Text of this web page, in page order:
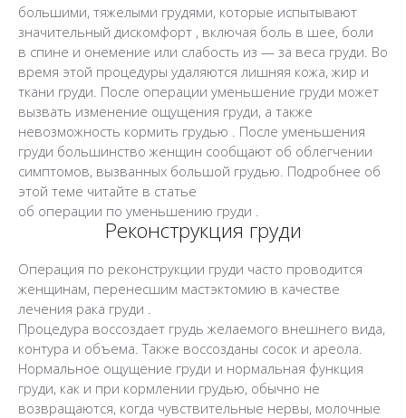
большими, тяжелыми грудями, которые испытывают
значительный дискомфорт , включая боль в шее, боли
в спине и онемение или слабость из — за веса груди. Во
время этой процедуры удаляются лишняя кожа, жир и
ткани груди. После операции уменьшение груди может
вызвать изменение ощущения груди, а также
невозможность кормить грудью . После уменьшения
груди большинство женщин сообщают об облегчении
симптомов, вызванных большой грудью. Подробнее об
этой теме читайте в статье
об операции по уменьшению груди .
Реконструкция груди
Операция по реконструкции груди часто проводится
женщинам, перенесшим мастэктомию в качестве
лечения рака груди .
Процедура воссоздает грудь желаемого внешнего вида,
контура и объема. Также воссозданы сосок и ареола.
Нормальное ощущение груди и нормальная функция
груди, как и при кормлении грудью, обычно не
возвращаются, когда чувствительные нервы, молочные